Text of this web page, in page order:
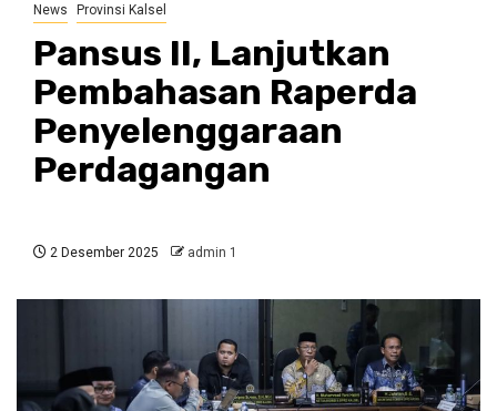
News Provinsi Kalsel
Pansus II, Lanjutkan
Pembahasan Raperda
Penyelenggaraan
Perdagangan
2 Desember 2025 admin 1